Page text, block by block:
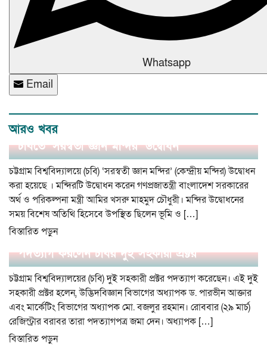
Whatsapp
Email
আরও খবর
চবিতে ‘সরস্বতী জ্ঞান মন্দির’ উদ্বোধন
চট্টগ্রাম বিশ্ববিদ্যালয়ে (চবি) ‘সরস্বতী জ্ঞান মন্দির’ (কেন্দ্রীয় মন্দির) উদ্বোধন
করা হয়েছে । মন্দিরটি উদ্বোধন করেন গণপ্রজাতন্ত্রী বাংলাদেশ সরকারের
অর্থ ও পরিকল্পনা মন্ত্রী আমির খসরু মাহমুদ চৌধুরী। মন্দির উদ্বোধনের
সময় বিশেষ অতিথি হিসেবে উপস্থিত ছিলেন ভূমি ও […]
বিস্তারিত পড়ুন
পদত্যাগ করলেন চবির দুই সহকারী প্রক্টর
চট্টগ্রাম বিশ্ববিদ্যালয়ের (চবি) দুই সহকারী প্রক্টর পদত্যাগ করেছেন। এই দুই
সহকারী প্রক্টর হলেন, উদ্ভিদবিজ্ঞান বিভাগের অধ্যাপক ড. পারভীন আক্তার
এবং মার্কেটিং বিভাগের অধ্যাপক মো. বজলুর রহমান। রোববার (২৯ মার্চ)
রেজিস্ট্রার বরাবর তারা পদত্যাগপত্র জমা দেন। অধ্যাপক […]
বিস্তারিত পড়ুন